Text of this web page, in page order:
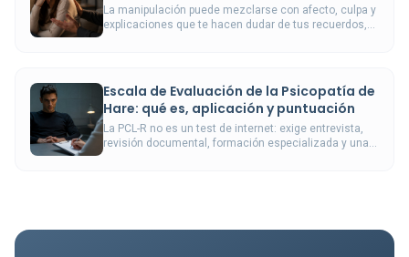
La manipulación puede mezclarse con afecto, culpa y
explicaciones que te hacen dudar de tus recuerdos,
Escala de Evaluación de la Psicopatía de
Hare: qué es, aplicación y puntuación
La PCL-R no es un test de internet: exige entrevista,
revisión documental, formación especializada y una